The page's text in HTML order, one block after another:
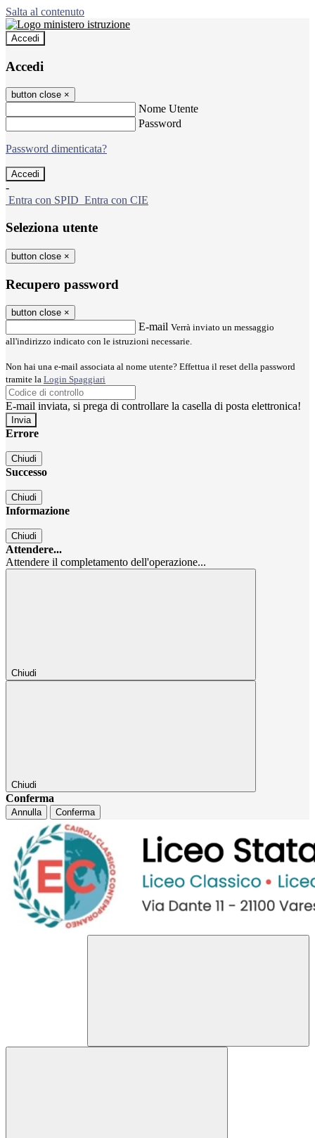
Salta al contenuto
Accedi
Accedi
button close ×
Nome Utente
Password
Password dimenticata?
-
Entra con SPID Entra con CIE
Seleziona utente
button close ×
Recupero password
button close ×
E-mail Verrà inviato un messaggio
all'indirizzo indicato con le istruzioni necessarie.
Non hai una e-mail associata al nome utente? Effettua il reset della password
tramite la Login Spaggiari
E-mail inviata, si prega di controllare la casella di posta elettronica!
Errore
Chiudi
Successo
Chiudi
Informazione
Chiudi
Attendere...
Attendere il completamento dell'operazione...
Chiudi
Chiudi
Conferma
Annulla Conferma